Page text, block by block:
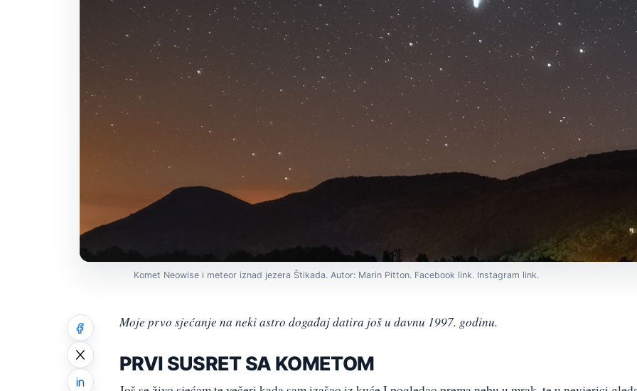
Komet Neowise i meteor iznad jezera Štikada. Autor: Marin Pitton. Facebook link. Instagram link.
Moje prvo sjećanje na neki astro događaj datira još u davnu 1997. godinu.
PRVI SUSRET SA KOMETOM